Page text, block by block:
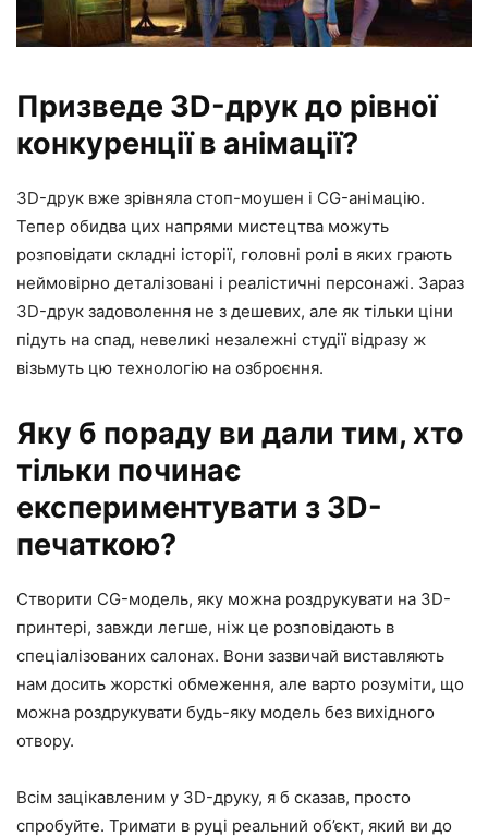
Призведе 3D-друк до рівної
конкуренції в анімації?
3D-друк вже зрівняла стоп-моушен і CG-анімацію.
Тепер обидва цих напрями мистецтва можуть
розповідати складні історії, головні ролі в яких грають
неймовірно деталізовані і реалістичні персонажі. Зараз
3D-друк задоволення не з дешевих, але як тільки ціни
підуть на спад, невеликі незалежні студії відразу ж
візьмуть цю технологію на озброєння.
Яку б пораду ви дали тим, хто
тільки починає
експериментувати з 3D-
печаткою?
Створити CG-модель, яку можна роздрукувати на 3D-
принтері, завжди легше, ніж це розповідають в
спеціалізованих салонах. Вони зазвичай виставляють
нам досить жорсткі обмеження, але варто розуміти, що
можна роздрукувати будь-яку модель без вихідного
отвору.
Всім зацікавленим у 3D-друку, я б сказав, просто
спробуйте. Тримати в руці реальний об’єкт, який ви до